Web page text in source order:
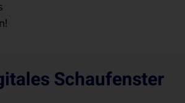
Schaufenster